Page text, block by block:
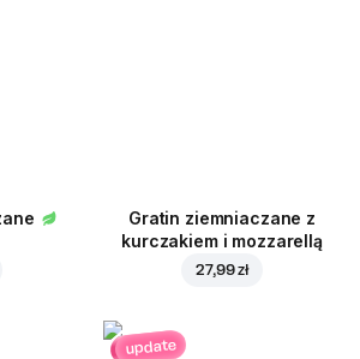
Gratin ziemniaczane z
kurczakiem i mozzarellą
27,99 zł
update